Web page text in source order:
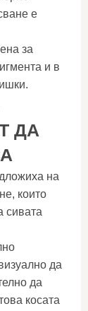
е
за
и в
ДА
на
които
сивата
да
да
косата